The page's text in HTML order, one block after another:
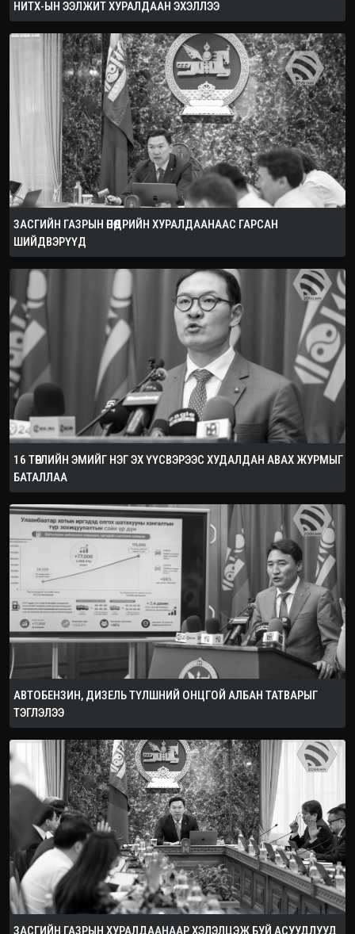
НИТХ-ЫН ЭЭЛЖИТ ХУРАЛДААН ЭХЭЛЛЭЭ
ЗАСГИЙН ГАЗРЫН ӨНӨӨДРИЙН ХУРАЛДААНААС ГАРСАН
ШИЙДВЭРҮҮД
16 ТӨРЛИЙН ЭМИЙГ НЭГ ЭХ ҮҮСВЭРЭЭС ХУДАЛДАН АВАХ ЖУРМЫГ
БАТАЛЛАА
АВТОБЕНЗИН, ДИЗЕЛЬ ТҮЛШНИЙ ОНЦГОЙ АЛБАН ТАТВАРЫГ
ТЭГЛЭЛЭЭ
ЗАСГИЙН ГАЗРЫН ХУРАЛДААНААР ХЭЛЭЛЦЭЖ БУЙ АСУУДЛУУД